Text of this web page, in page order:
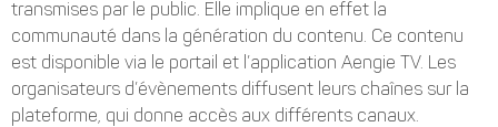
transmises par le public. Elle implique en effet la
communauté dans la génération du contenu. Ce contenu
est disponible via le portail et l’application Aengie TV. Les
organisateurs d’évènements diffusent leurs chaînes sur la
plateforme, qui donne accès aux différents canaux.